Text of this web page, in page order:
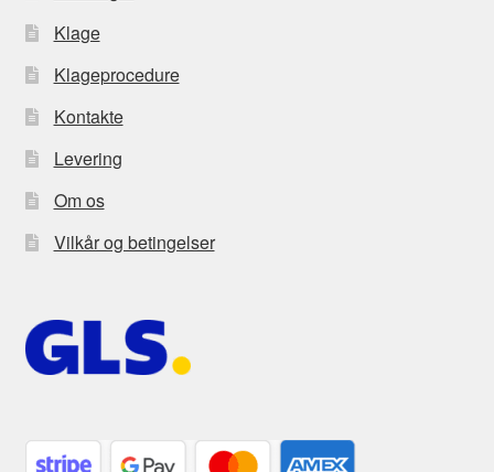
Klage
Klageprocedure
Kontakte
Levering
Om os
Vilkår og betingelser